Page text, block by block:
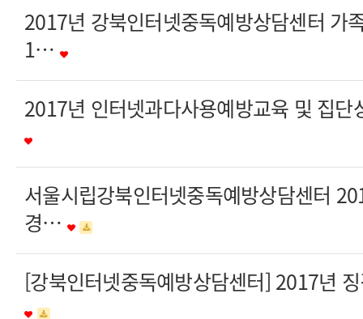
2017년 강북인터넷중독예방상담센터 가
1…
2017년 인터넷과다사용예방교육 및 집
서울시립강북인터넷중독예방상담센터
경…
[강북인터넷중독예방상담센터] 2017년